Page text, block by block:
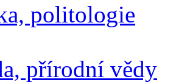
politologie
přírodní vědy